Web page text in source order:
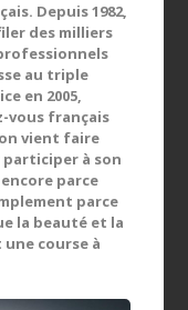
Depuis 1982,
des milliers
au triple
en 2005,
vous français
vient faire
à son
parce
parce
la beauté et la
une course à